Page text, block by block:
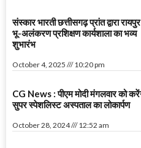
संस्कार भारती छत्तीसगढ़ प्रांत द्वारा
भू-अलंकरण प्रशिक्षण कार्यशाला का भव्य
शुभारंभ
October 4, 2025 10:20 pm
CG News : पीएम मोदी मंगलवार को
सुपर स्पेशलिस्ट अस्पताल का लोकार्पण
October 28, 2024 12:52 am